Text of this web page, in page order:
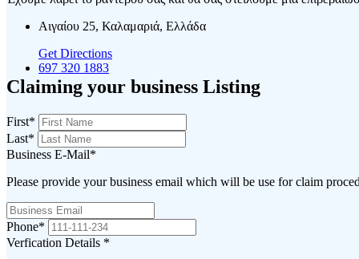
Αιγαίου 25, Καλαμαριά, Ελλάδα
Get Directions
697 320 1883
Claiming your business Listing
First*
Last*
Business E-Mail*
Please provide your business email which will be use for claim
Phone*
Verfication Details *